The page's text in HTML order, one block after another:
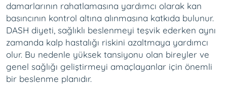
damarlarının rahatlamasına yardımcı olarak kan
basıncının kontrol altına alınmasına katkıda bulunur.
DASH diyeti, sağlıklı beslenmeyi teşvik ederken aynı
zamanda kalp hastalığı riskini azaltmaya yardımcı
olur. Bu nedenle yüksek tansiyonu olan bireyler ve
genel sağlığı geliştirmeyi amaçlayanlar için önemli
bir beslenme planıdır.